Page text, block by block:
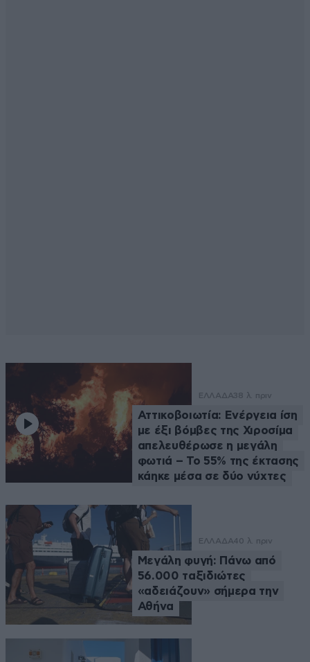
ΕΛΛΑΔΑ38 λ. πριν
Αττικοβοιωτία: Ενέργεια ίση
με έξι βόμβες της Χιροσίμα
απελευθέρωσε η μεγάλη
φωτιά – Το 55% της έκτασης
κάηκε μέσα σε δύο νύχτες
ΕΛΛΑΔΑ40 λ. πριν
Μεγάλη φυγή: Πάνω από
56.000 ταξιδιώτες
«αδειάζουν» σήμερα την
Αθήνα